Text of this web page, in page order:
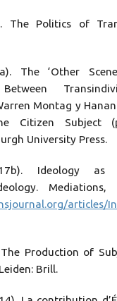
The Politics of
The ‘Other
Montag y Hanan
Citizen Subject
University Press.
Ideology as
Mediations,
articles/
Production of
Brill.